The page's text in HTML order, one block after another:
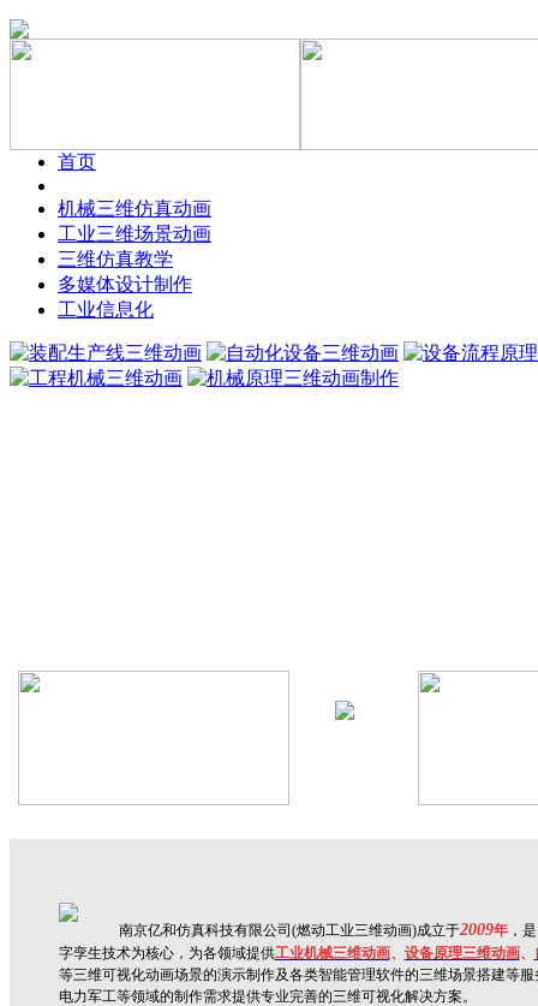
首页
机械三维仿真动画
工业三维场景动画
三维仿真教学
多媒体设计制作
工业信息化
南京亿和仿真科技有限公司(燃动工业三维动画)成立于2009年，
字孪生技术为核心，为各领域提供工业机械三维动画、 设备原理三维动画、
等三维可视化动画场景的演示制作及各类智能管理软件的三维场景搭建等
电力军工等领域的制作需求提供专业完善的三维可视化解决方案。